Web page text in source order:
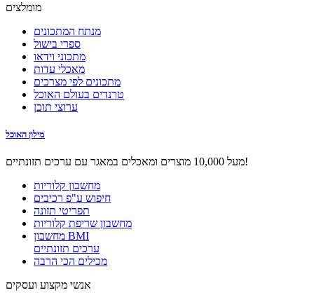
מומלצים
מנתח המתכונים
ספרי בישול
מתכוני וידאו
מאכלי עדות
מתכונים לפי מצרכים
טרנדים בעולם האוכל
ערוצי תוכן
מילון האוכל
מעל 10,000 מוצרים ומאכלים במאגר עם ערכים תזונתיים!
מחשבון קלוריות
חיפוש ע"פ רכיבים
תפריטי תזונה
מחשבון שריפת קלוריות
מחשבון BMI
ערכים תזונתיים
מכילים הכי הרבה
אנשי מקצוע ועסקים